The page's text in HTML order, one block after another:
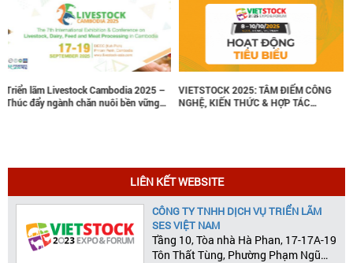
2025 –
vững
VIETSTOCK 2025: TÂM ĐIỂM CÔNG
NGHỆ, KIẾN THỨC & HỢP TÁC
Vietstock Tổ Chức Chuỗi Hội
Bờ, Kết Nối Tri Thức Ngành
LIÊN KẾT WEBSITE
CÔNG TY TNHH DỊCH VỤ TRIỂN LÃM
SES VIỆT NAM
Tầng 10, Tòa nhà Hà Phan, 17-17A-19
Tôn Thất Tùng, Phường Phạm Ngũ